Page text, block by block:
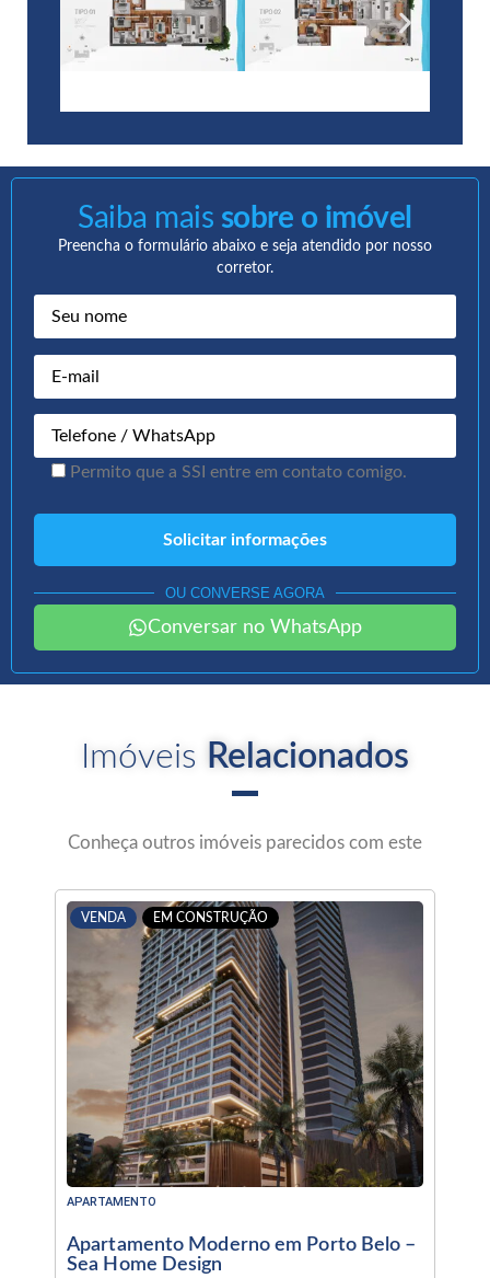
Saiba mais sobre o imóvel
Preencha o formulário abaixo e seja atendido por nosso
corretor.
Permito que a SSI entre em contato comigo.
OU CONVERSE AGORA
Conversar no WhatsApp
Imóveis Relacionados
Conheça outros imóveis parecidos com este
APARTAMENTO
Apartamento Moderno em Porto Belo –
Sea Home Design
VENDA EM CONSTRUÇÃO